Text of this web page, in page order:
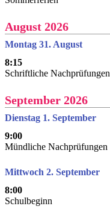
August 2026
Montag 31. August
8:15
Schriftliche Nachprüfungen
September 2026
Dienstag 1. September
9:00
Mündliche Nachprüfungen
Mittwoch 2. September
8:00
Schulbeginn